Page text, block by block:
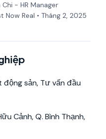
- HR Manager
Now Real • Tháng 2, 2025
động sản, Tư vấn đầu
Cảnh, Q. Bình Thạnh,